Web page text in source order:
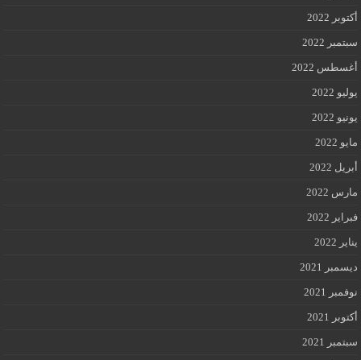
أكتوبر 2022
سبتمبر 2022
أغسطس 2022
يوليو 2022
يونيو 2022
مايو 2022
أبريل 2022
مارس 2022
فبراير 2022
يناير 2022
ديسمبر 2021
نوفمبر 2021
أكتوبر 2021
سبتمبر 2021